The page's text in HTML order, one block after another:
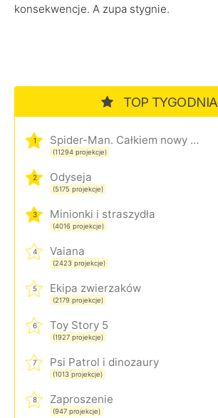
konsekwencje. A zupa stygnie.
TOP TYGODNIA
1 Spider-Man. Całkiem nowy dzień
(11294 projekcje)
2 Odyseja
(5175 projekcje)
3 Minionki i straszydła
(4016 projekcje)
4 Vaiana
(2423 projekcje)
5 Ekipa zwierzaków
(2179 projekcje)
6 Toy Story 5
(1927 projekcje)
7 Psi Patrol i dinozaury
(1013 projekcje)
8 Zaproszenie
(947 projekcje)